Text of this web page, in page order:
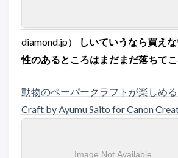
diamond.jp）
しいていうなら買え
性のあるところはまだまだ落ちてこ
動物のペーパークラフトが楽しめ
Craft by Ayumu Saito for Canon